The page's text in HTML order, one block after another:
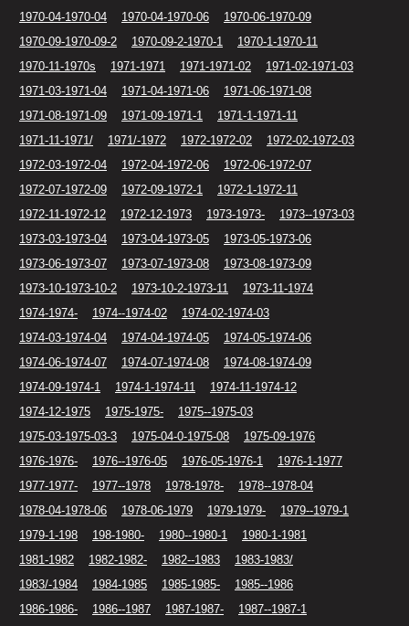
1970-04-1970-04
1970-04-1970-06
1970-06-1970-09
1970-09-1970-09-2
1970-09-2-1970-1
1970-1-1970-11
1970-11-1970s
1971-1971 1971-1971-02
1971-02-1971-03
1971-03-1971-04
1971-04-1971-06
1971-06-1971-08
1971-08-1971-09
1971-09-1971-1
1971-1-1971-11
1971-11-1971/
1971/-1972 1972-1972-02
1972-02-1972-03
1972-03-1972-04
1972-04-1972-06
1972-06-1972-07
1972-07-1972-09
1972-09-1972-1
1972-1-1972-11
1972-11-1972-12
1972-12-1973 1973-1973-
1973--1973-03
1973-03-1973-04
1973-04-1973-05
1973-05-1973-06
1973-06-1973-07
1973-07-1973-08
1973-08-1973-09
1973-10-1973-10-2
1973-10-2-1973-11
1973-11-1974
1974-1974-
1974--1974-02
1974-02-1974-03
1974-03-1974-04
1974-04-1974-05
1974-05-1974-06
1974-06-1974-07
1974-07-1974-08
1974-08-1974-09
1974-09-1974-1
1974-1-1974-11
1974-11-1974-12
1974-12-1975
1975-1975-
1975--1975-03
1975-03-1975-03-3
1975-04-0-1975-08
1975-09-1976
1976-1976-
1976--1976-05 1976-05-1976-1
1976-1-1977
1977-1977-
1977--1978 1978-1978-
1978--1978-04
1978-04-1978-06
1978-06-1979 1979-1979-
1979--1979-1
1979-1-198
198-1980- 1980--1980-1
1980-1-1981
1981-1982
1982-1982- 1982--1983
1983-1983/
1983/-1984
1984-1985 1985-1985-
1985--1986
1986-1986-
1986--1987 1987-1987-
1987--1987-1